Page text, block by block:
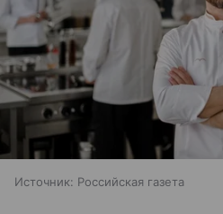
Источник: Российская газета